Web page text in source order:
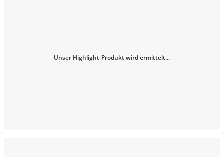
Unser Highlight-Produkt wird ermittelt...